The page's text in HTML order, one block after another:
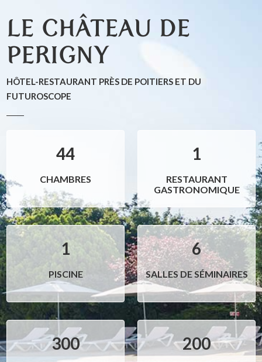
LE CHÂTEAU DE
PERIGNY
HÔTEL-RESTAURANT PRÈS DE POITIERS ET DU
FUTUROSCOPE
44
CHAMBRES
1
RESTAURANT
GASTRONOMIQUE
1
PISCINE
6
SALLES DE SÉMINAIRES
300 200